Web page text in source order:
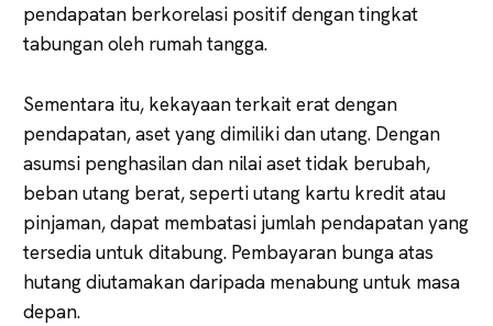
pendapatan berkorelasi positif dengan tingkat
tabungan oleh rumah tangga.
Sementara itu, kekayaan terkait erat dengan
pendapatan, aset yang dimiliki dan utang. Dengan
asumsi penghasilan dan nilai aset tidak berubah,
beban utang berat, seperti utang kartu kredit atau
pinjaman, dapat membatasi jumlah pendapatan yang
tersedia untuk ditabung. Pembayaran bunga atas
hutang diutamakan daripada menabung untuk masa
depan.